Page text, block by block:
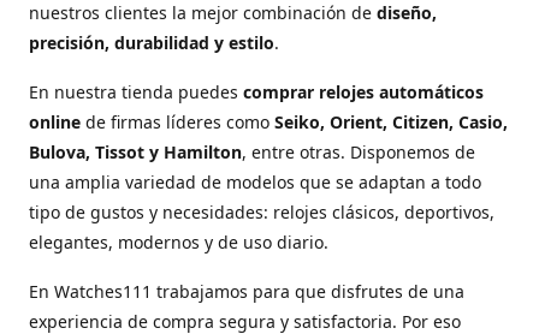
nuestros clientes la mejor combinación de diseño,
precisión, durabilidad y estilo.
En nuestra tienda puedes comprar relojes automáticos
online de firmas líderes como Seiko, Orient, Citizen, Casio,
Bulova, Tissot y Hamilton, entre otras. Disponemos de
una amplia variedad de modelos que se adaptan a todo
tipo de gustos y necesidades: relojes clásicos, deportivos,
elegantes, modernos y de uso diario.
En Watches111 trabajamos para que disfrutes de una
experiencia de compra segura y satisfactoria. Por eso